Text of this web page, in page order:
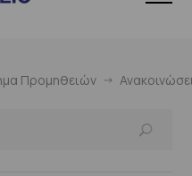
Προμηθειών